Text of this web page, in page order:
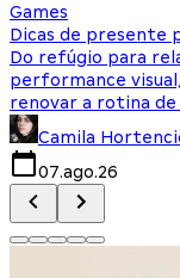
Games
Dicas de presente
Do refúgio para
performance
renovar a rotina de
Camila
07.ago.26